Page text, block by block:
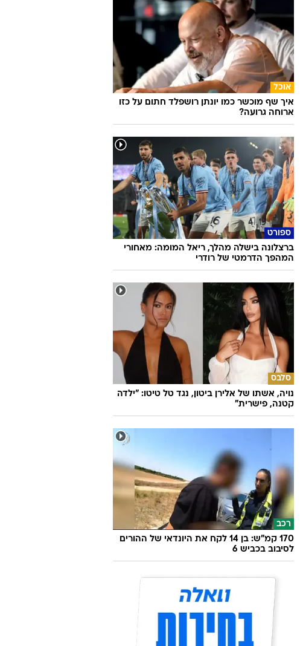
אוכל
איך שף מוכשר כמו יונתן רושפלד חתום על כזו
ארוחה גרועה?
ספורט
ברצלונה בישלה מהלך, ריאל המומה: מאחורי
המהפך הדרמטי של רודרי
סלבס
נויה, אשתו של אלירן ביטון, נגד טל טיטו: "ילדה
קטנה, פישרית"
רכב
170 קמ"ש: בן 14 לקח את היונדאי של ההורים
לסיבוב בכביש 6